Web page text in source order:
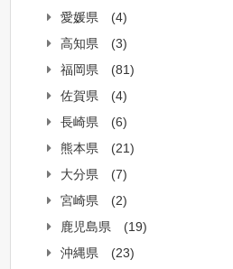
愛媛県
(4)
高知県
(3)
福岡県
(81)
佐賀県
(4)
長崎県
(6)
熊本県
(21)
大分県
(7)
宮崎県
(2)
鹿児島県
(19)
沖縄県
(23)